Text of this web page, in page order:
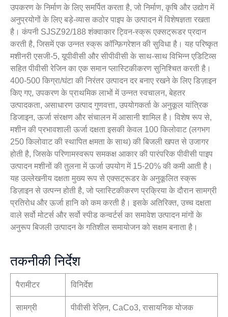
उपकरण के निर्माण के लिए समर्पित करता है, जो निर्माण, कृषि और उद्योग में
अनुप्रयोगों के लिए बड़े-व्यास कठोर पाइप के उत्पादन में विशेषज्ञता रखता
है। कंपनी SJSZ92/188 शंक्वाकार ट्विन-स्क्रू एक्सट्रूडर प्रदान
करती है, जिसमें एक उन्नत स्क्रू कॉन्फ़िगरेशन की सुविधा है। यह परिष्कृत
मशीनरी एसजी-5, यूपीवीसी और सीपीवीसी के साथ-साथ विभिन्न एडिटिव्स
सहित पीवीसी रेजिन का एक समान प्लास्टिकीकरण सुनिश्चित करती है।
400-500 किग्रा/घंटा की निरंतर उत्पादन दर बनाए रखने के लिए डिज़ाइन
किए गए, उपकरण के प्राथमिक लाभों में उन्नत स्वचालन, बेहतर
उत्पादकता, असाधारण उत्पाद गुणवत्ता, उपयोगकर्ता के अनुकूल यांत्रिक
डिजाइन, ऊर्जा संरक्षण और संचालन में आसानी शामिल है। विशेष रूप से,
मशीन की प्रभावशाली ऊर्जा दक्षता इसकी केवल 100 किलोवाट (लगभग
250 किलोवाट की स्थापित क्षमता के साथ) की बिजली खपत से उजागर
होती है, जिसके परिणामस्वरूप समकक्ष आकार की पारंपरिक पीवीसी पाइप
उत्पादन मशीनों की तुलना में ऊर्जा उपयोग में 15-20% की कमी आती है।
यह उल्लेखनीय दक्षता मुख्य रूप से एक्सट्रूडर के अनुकूलित स्क्रू
डिज़ाइन से उत्पन्न होती है, जो प्लास्टिकीकरण प्रक्रिया के दौरान सामग्री
प्रतिरोध और ऊर्जा हानि को कम करती है। इसके अतिरिक्त, उच्च दक्षता
वाले सर्वो मोटर्स और सर्वो स्पीड कन्वर्टर्स का समावेश उत्पादन मांगों के
अनुरूप बिजली उत्पादन के गतिशील समायोजन को सक्षम बनाता है।
तकनीकी निर्देश
पैरामीटर विनिर्देश
सामग्री पीवीसी रेज़िन, CaCo3, रासायनिक योजक